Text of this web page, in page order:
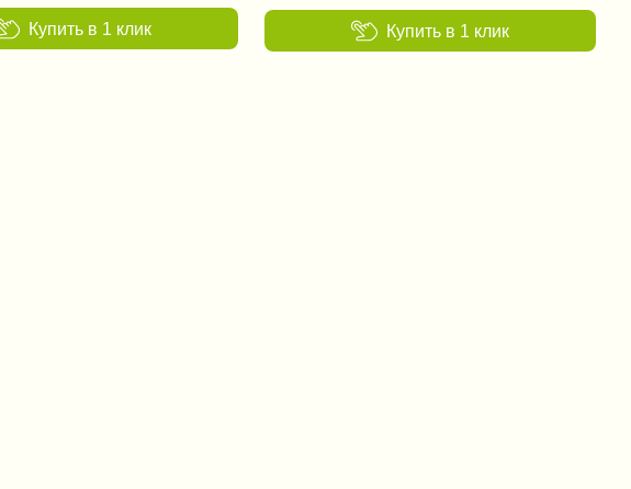
Купить в 1 клик Купить в 1 клик